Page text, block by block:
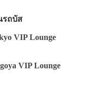
รถบัส
VIP Lounge
VIP Lounge